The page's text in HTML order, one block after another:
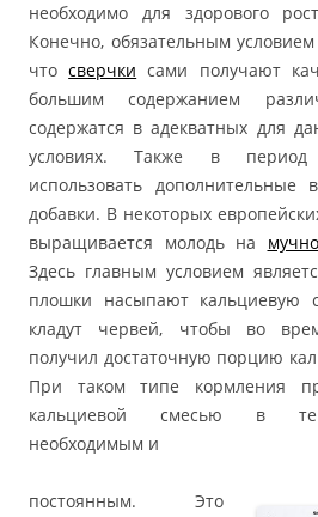
необходимо для здорового
Конечно, обязательным
чтосверчки сами получают
большим содержанием
содержатся в адекватных для
условиях. Также в период
использовать дополнительные
добавки. В некоторых
выращивается молодь на
Здесь главным условием
плошки насыпают кальциевую
кладут червей, чтобы во
получил достаточную порцию
При таком типе кормления
кальциевой смесью в
необходимым и
постоянным. Это